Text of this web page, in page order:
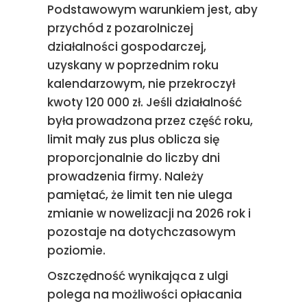
Podstawowym warunkiem jest, aby
przychód z pozarolniczej
działalności gospodarczej,
uzyskany w poprzednim roku
kalendarzowym, nie przekroczył
kwoty 120 000 zł. Jeśli działalność
była prowadzona przez część roku,
limit mały zus plus oblicza się
proporcjonalnie do liczby dni
prowadzenia firmy. Należy
pamiętać, że limit ten nie ulega
zmianie w nowelizacji na 2026 rok i
pozostaje na dotychczasowym
poziomie.
Oszczędność wynikająca z ulgi
polega na możliwości opłacania